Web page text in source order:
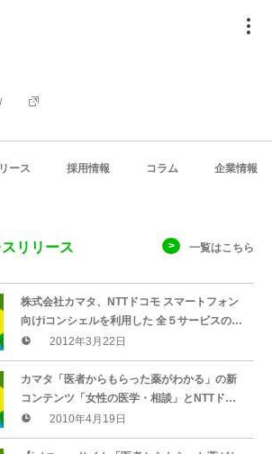
ース 採用情報 コラム 企業情報
リリース 一覧はこちら
株式会社カマタ、NTTドコモ スマートフォン
向けiコンシェルを利用した 全５サービスの提
供開始2012年3月22日
カマタ「医者からもらった薬がわかる」の新
コンテンツ「女性の医学・相談」とNTTドコ
モ iコンシェルを利用した新サービス「女性ス
ケジュール」を開始
2010年4月19日